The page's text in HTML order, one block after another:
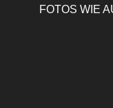
FOTOS WIE